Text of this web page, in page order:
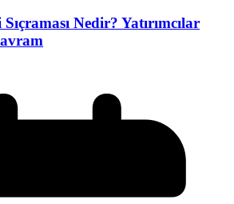
Nedir? Yatırımcılar